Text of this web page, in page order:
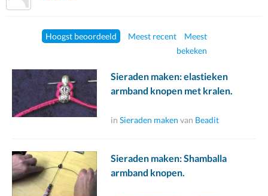
Hoogst beoordeeld Meest recent
Meest
bekeken
Sieraden maken: elastieken
armband knopen met kralen.
in Sieraden maken van Beadit
Sieraden maken: Shamballa
armband knopen.